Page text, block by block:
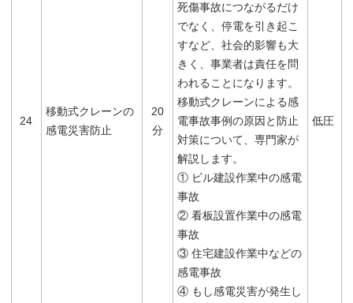
24
移動式クレーンの
感電災害防止
20
分
死傷事故につながるだけ
でなく、停電を引き起こ
すなど、社会的影響も大
きく、事業者は責任を問
われることになります。
移動式クレーンによる感
電事故事例の原因と防止
対策について、専門家が
解説します。
① ビル建設作業中の感電
事故
② 看板設置作業中の感電
事故
③ 住宅建設作業中などの
感電事故
④ もし感電災害が発生し
低圧